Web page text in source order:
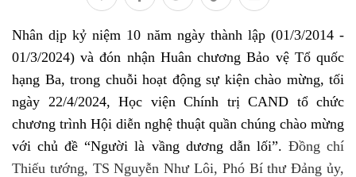
Nhân dịp kỷ niệm 10 năm ngày thành lập (01/3/2014 -
01/3/2024) và đón nhận Huân chương Bảo vệ Tổ quốc
hạng Ba, trong chuỗi hoạt động sự kiện chào mừng, tối
ngày 22/4/2024, Học viện Chính trị CAND tổ chức
chương trình Hội diễn nghệ thuật quần chúng chào mừng
với chủ đề“Người là vầng dương dẫn lối”. Đồng chí
Thiếu tướng, TS Nguyễn Như Lôi, Phó Bí thư Đảng ủy,